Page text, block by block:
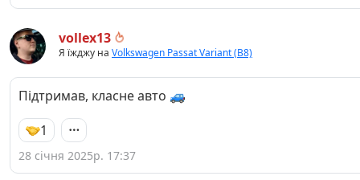
vollex13
Я їжджу на Volkswagen Passat Variant (B8)
Підтримав, класне авто 🚙
1
28 січня 2025р. 17:37